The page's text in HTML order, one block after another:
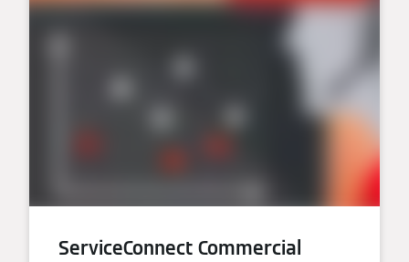
ServiceConnect Commercial